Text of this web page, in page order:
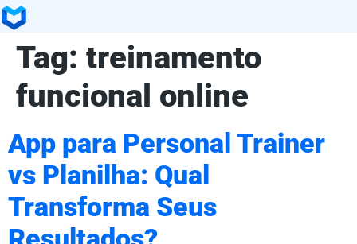
Tag: treinamento
funcional online
App para Personal Trainer
vs Planilha: Qual
Transforma Seus